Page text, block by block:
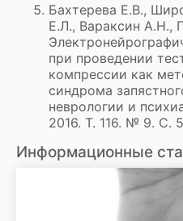
Бахтерева Е.В.,
Е.Л., Вараксин А.Н.,
при проведении
компрессии как
синдрома
неврологии и
2016. Т. 116. № 9. С.
Информационные